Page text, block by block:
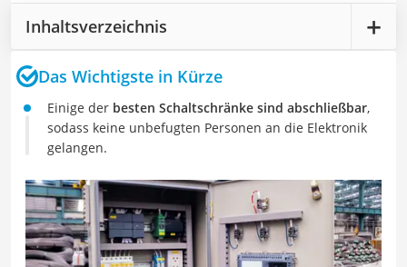
Inhaltsverzeichnis
Das Wichtigste in Kürze
Einige der besten Schaltschränke sind abschließbar,
sodass keine unbefugten Personen an die Elektronik
gelangen.